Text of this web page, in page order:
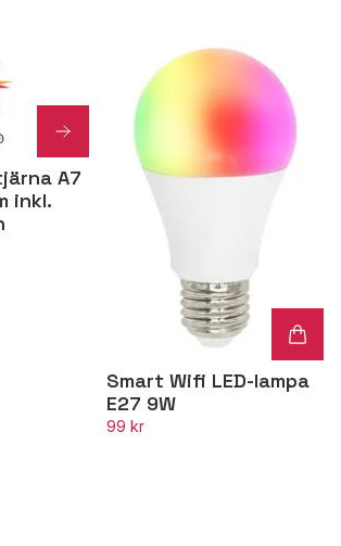
A7
inkl.
Smart Wifi LED-lampa
E27 9W
99 kr